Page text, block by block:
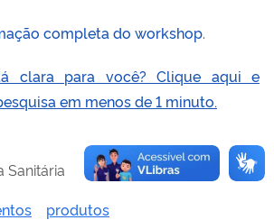
completa do workshop.
clara para você? Clique aqui e
em menos de 1 minuto.
Sanitária
produtos